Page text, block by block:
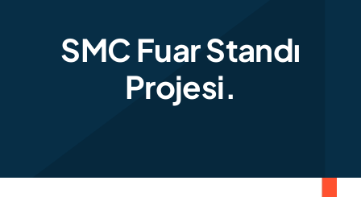
SMC Fuar Standı
Projesi.